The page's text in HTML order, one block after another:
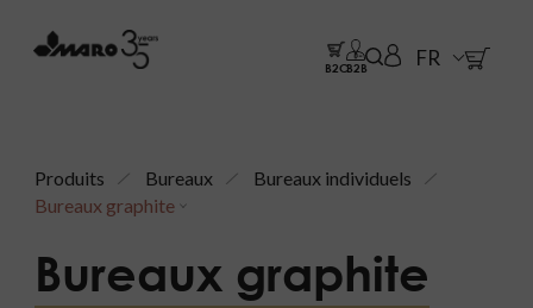
B2CB2B FR
Produits Bureaux
Bureaux individuels
Bureaux graphite
Bureaux graphite